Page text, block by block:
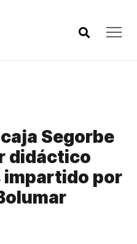
Segorbe
didáctico
impartido por